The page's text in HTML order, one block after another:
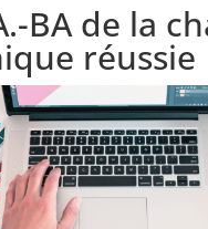
BA de la
réussie